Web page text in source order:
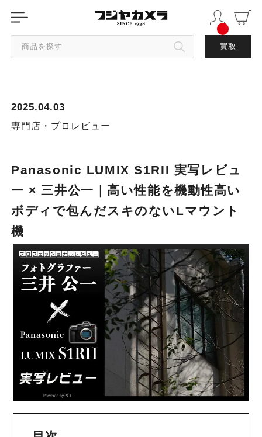
商品を探す 買取
2025.04.03
専門店・プロレビュー
Panasonic LUMIX S1RII 実写レビュ
ー × 三井公一｜高い性能を機動性高い
ボディで包んだスキのないLマウント
機